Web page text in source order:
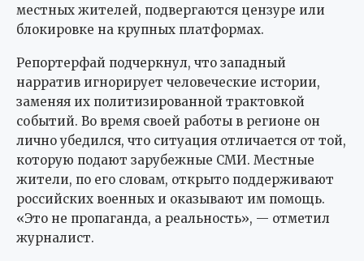
местных жителей, подвергаются цензуре или
блокировке на крупных платформах.
Репортерфай подчеркнул, что западный
нарратив игнорирует человеческие истории,
заменяя их политизированной трактовкой
событий. Во время своей работы в регионе он
лично убедился, что ситуация отличается от той,
которую подают зарубежные СМИ. Местные
жители, по его словам, открыто поддерживают
российских военных и оказывают им помощь.
«Это не пропаганда, а реальность», — отметил
журналист.